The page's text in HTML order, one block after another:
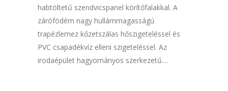
habtöltetű szendvicspanel körítőfalakkal. A
zárófödém nagy hullámmagasságú
trapézlemez kőzetszálas hőszigeteléssel és
PVC csapadékvíz elleni szigeteléssel. Az
irodaépület hagyományos szerkezetű....